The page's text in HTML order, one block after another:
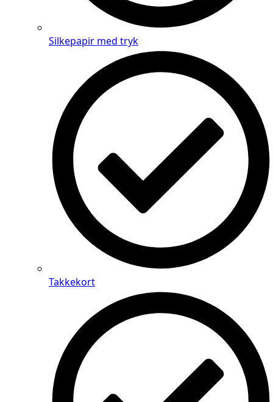
Silkepapir med tryk
Takkekort